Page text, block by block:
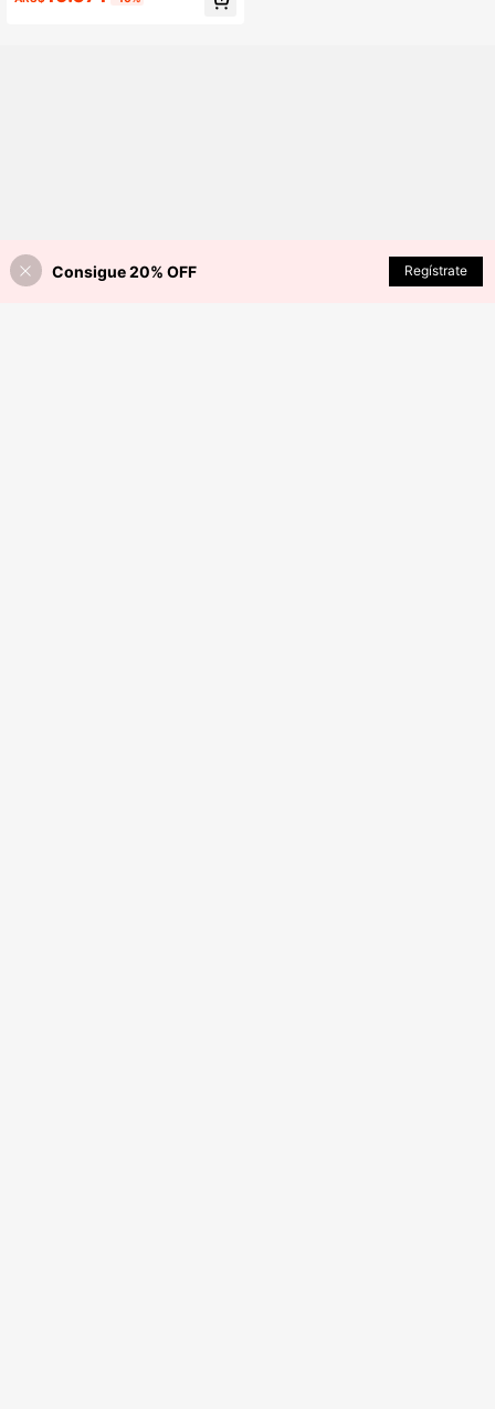
res altas en verano
¡30% DE DESCUENTO! AÑADIR A LA BOLSA
Consigue 20% OFF Regístrate